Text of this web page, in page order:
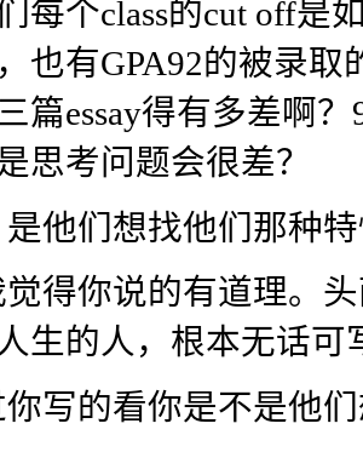
每个class的cut off是
也有GPA92的被录
篇essay得有多差啊
思考问题会很差？
他们想找他们那种
得你说的有道理。
生的人，根本无话可
写的看你是不是他